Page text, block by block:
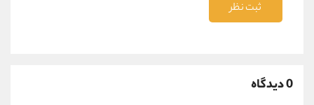
ثبت نظر
0 دیدگاه